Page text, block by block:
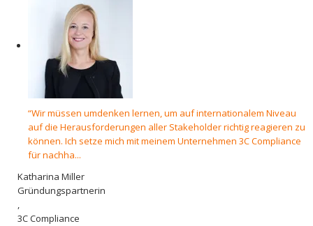
“Wir müssen umdenken lernen, um auf internationalem Niveau
auf die Herausforderungen aller Stakeholder richtig reagieren zu
können. Ich setze mich mit meinem Unternehmen 3C Compliance
für nachha...
Katharina Miller
Gründungspartnerin
,
3C Compliance